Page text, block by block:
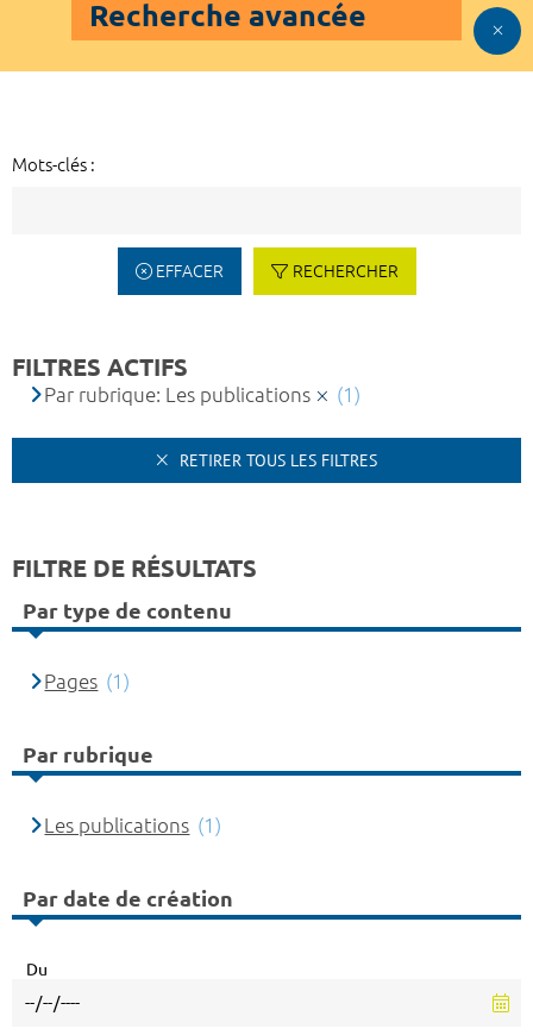
Recherche avancée
Mots-clés :
EFFACER RECHERCHER
FILTRES ACTIFS
Par rubrique: Les publications (1)
RETIRER TOUS LES FILTRES
FILTRE DE RÉSULTATS
Par type de contenu
Pages (1)
Par rubrique
Les publications (1)
Par date de création
Du